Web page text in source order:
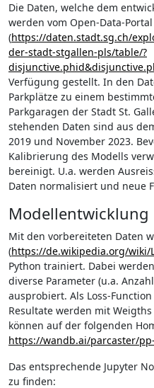
Die Daten, welche dem
werden vom Open-Data-
(https://daten.stadt.sg.ch/
der-stadt-stgallen-pls/table/?
Verfügung gestellt. In den
Parkplätze zu einem
Parkgaragen der Stadt St.
stehenden Daten sind aus
2019 und November 2023.
Kalibrierung des Modells
bereinigt. U.a. werden
Daten normalisiert und neue
Modellentwicklung
Mit den vorbereiteten Daten
(https://de.wikipedia.org/wiki/
Python trainiert. Dabei
diverse Parameter (u.a.
ausprobiert. Als Loss-
Resultate werden mit
können auf der folgenden
https://wandb.ai/parcaster/
Das entsprechende Jupyter
zu finden: